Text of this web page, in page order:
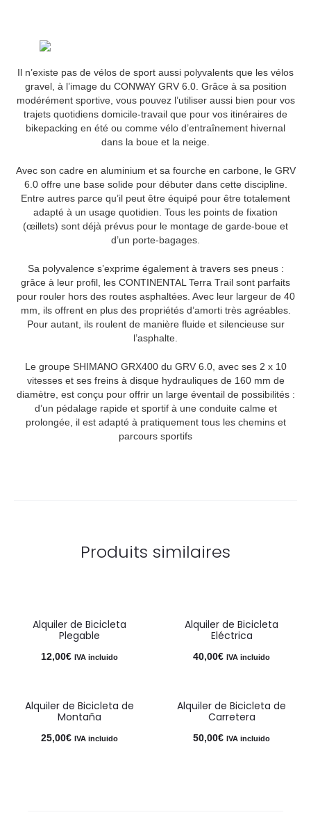
Il n’existe pas de vélos de sport aussi polyvalents que les vélos
gravel, à l’image du CONWAY GRV 6.0. Grâce à sa position
modérément sportive, vous pouvez l’utiliser aussi bien pour vos
trajets quotidiens domicile-travail que pour vos itinéraires de
bikepacking en été ou comme vélo d’entraînement hivernal
dans la boue et la neige.
Avec son cadre en aluminium et sa fourche en carbone, le GRV
6.0 offre une base solide pour débuter dans cette discipline.
Entre autres parce qu’il peut être équipé pour être totalement
adapté à un usage quotidien. Tous les points de fixation
(œillets) sont déjà prévus pour le montage de garde-boue et
d’un porte-bagages.
Sa polyvalence s’exprime également à travers ses pneus :
grâce à leur profil, les CONTINENTAL Terra Trail sont parfaits
pour rouler hors des routes asphaltées. Avec leur largeur de 40
mm, ils offrent en plus des propriétés d’amorti très agréables.
Pour autant, ils roulent de manière fluide et silencieuse sur
l’asphalte.
Le groupe SHIMANO GRX400 du GRV 6.0, avec ses 2 x 10
vitesses et ses freins à disque hydrauliques de 160 mm de
diamètre, est conçu pour offrir un large éventail de possibilités :
d’un pédalage rapide et sportif à une conduite calme et
prolongée, il est adapté à pratiquement tous les chemins et
parcours sportifs
Produits similaires
Alquiler de Bicicleta
Plegable
12,00€ IVA incluido
Alquiler de Bicicleta
Eléctrica
40,00€ IVA incluido
Alquiler de Bicicleta de
Montaña
25,00€ IVA incluido
Alquiler de Bicicleta de
Carretera
50,00€ IVA incluido